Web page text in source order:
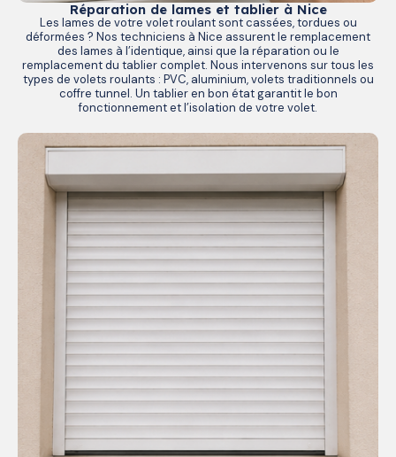
Réparation de lames et tablier à Nice
Les lames de votre volet roulant sont cassées, tordues ou
déformées ? Nos techniciens à Nice assurent le remplacement
des lames à l’identique, ainsi que la réparation ou le
remplacement du tablier complet. Nous intervenons sur tous les
types de volets roulants : PVC, aluminium, volets traditionnels ou
coffre tunnel. Un tablier en bon état garantit le bon
fonctionnement et l’isolation de votre volet.